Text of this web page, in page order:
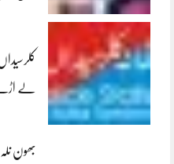
لے
بھون